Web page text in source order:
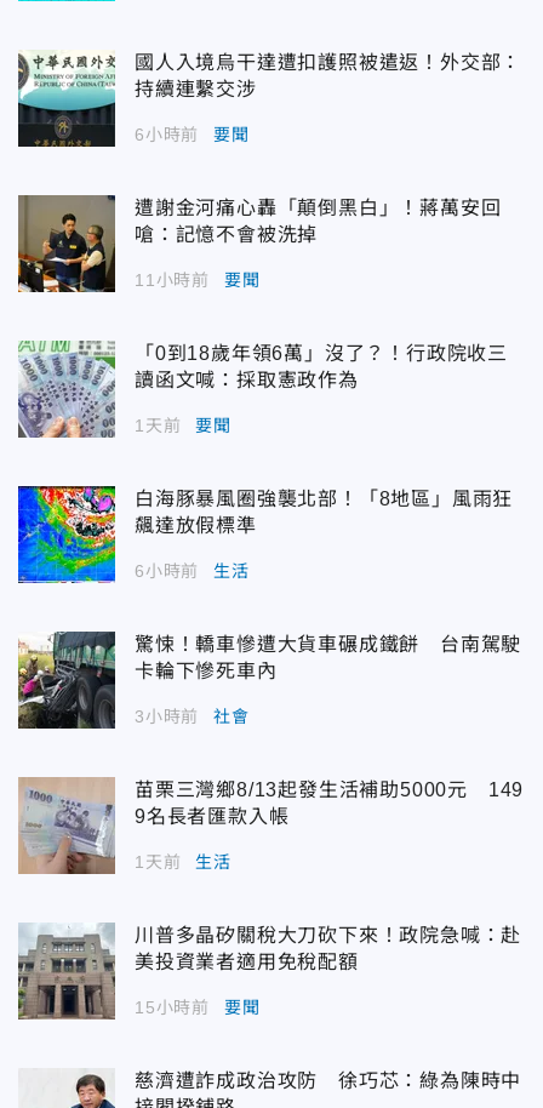
國人入境烏干達遭扣護照被遣返！外交部：
持續連繫交涉
6小時前 要聞
遭謝金河痛心轟「顛倒黑白」！蔣萬安回
嗆：記憶不會被洗掉
11小時前 要聞
「0到18歲年領6萬」沒了？！行政院收三
讀函文喊：採取憲政作為
1天前 要聞
白海豚暴風圈強襲北部！「8地區」風雨狂
飆達放假標準
6小時前 生活
驚悚！轎車慘遭大貨車碾成鐵餅 台南駕駛
卡輪下慘死車內
3小時前 社會
苗栗三灣鄉8/13起發生活補助5000元 149
9名長者匯款入帳
1天前 生活
川普多晶矽關稅大刀砍下來！政院急喊：赴
美投資業者適用免稅配額
15小時前 要聞
慈濟遭詐成政治攻防 徐巧芯：綠為陳時中